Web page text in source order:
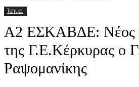
Τοπικα
A2 ΕΣΚΑΒΔΕ: Νέος
της Γ.Ε.Κέρκυρας ο
Ραψομανίκης